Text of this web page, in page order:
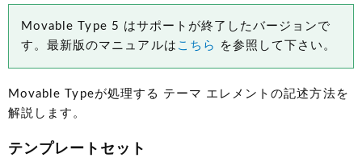
Movable Type 5 はサポートが終了したバージョンで
す。最新版のマニュアルは こちら を参照して下さい。
Movable Typeが処理する テーマ エレメントの記述方法を
解説します。
テンプレートセット